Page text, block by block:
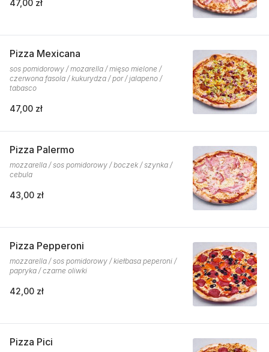
47,00 zł
Pizza Mexicana
sos pomidorowy / mozarella / mięso mielone /
czerwona fasola / kukurydza / por / jalapeno /
tabasco
47,00 zł
Pizza Palermo
mozzarella / sos pomidorowy / boczek / szynka /
cebula
43,00 zł
Pizza Pepperoni
mozzarella / sos pomidorowy / kiełbasa peperoni /
papryka / czarne oliwki
42,00 zł
Pizza Pici